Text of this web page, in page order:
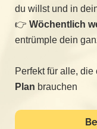
du willst und in
👉 Wöchentlich
entrümple dein
Perfekt für alle, die
Plan brauchen